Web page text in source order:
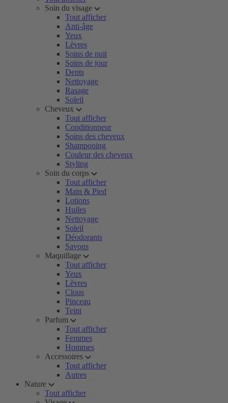
Soin du visage
Tout afficher
Anti-âge
Yeux
Lèvres
Soins de nuit
Soins de jour
Dents
Nettoyage
Rasage
Soleil
Cheveux
Tout afficher
Conditionneur
Soins des cheveux
Shampooing
Couleur des cheveux
Styling
Soin du corps
Tout afficher
Main & Pied
Lotions
Huiles
Nettoyage
Soleil
Déodorants
Savons
Maquillage
Tout afficher
Yeux
Lèvres
Clous
Pinceau
Teint
Parfum
Tout afficher
Femmes
Hommes
Accessoires
Tout afficher
Autres
Nature
Tout afficher